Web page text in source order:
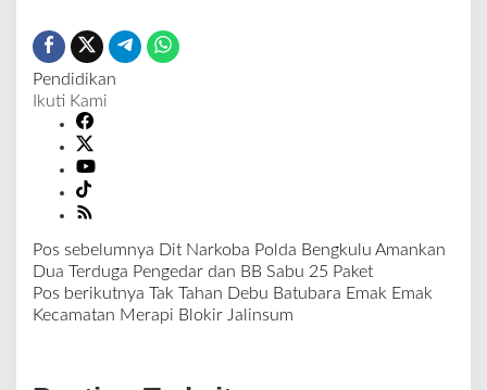
Pendidikan
Ikuti Kami
N
a
v
a
Pos sebelumnya Dit Narkoba Polda Bengkulu Amankan
Dua Terduga Pengedar dan BB Sabu 25 Paket
Pos berikutnya Tak Tahan Debu Batubara Emak Emak
Kecamatan Merapi Blokir Jalinsum